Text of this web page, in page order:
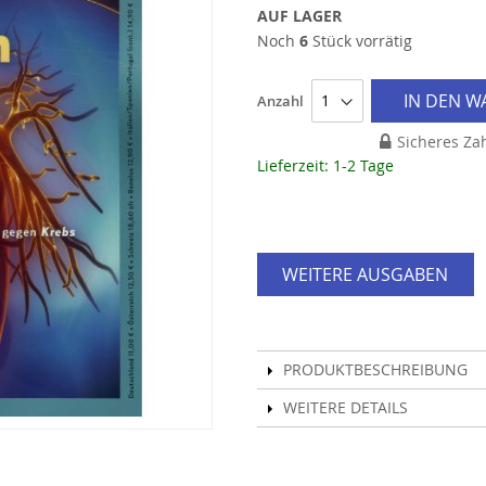
AUF LAGER
Noch 6Stück vorrätig
Anzahl IN DEN
Sicheres
Lieferzeit: 1-2 Tage
WEITERE AUSGABEN
PRODUKTBESCHREIBUNG
WEITERE DETAILS